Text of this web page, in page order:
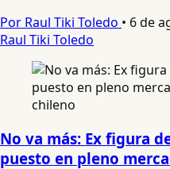
Por Raul Tiki Toledo • 6 de
Raul Tiki Toledo
No va más: Ex figura
puesto en pleno